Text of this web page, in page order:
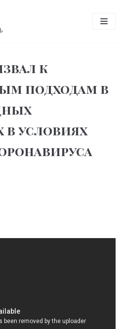
к
подходам в
условиях